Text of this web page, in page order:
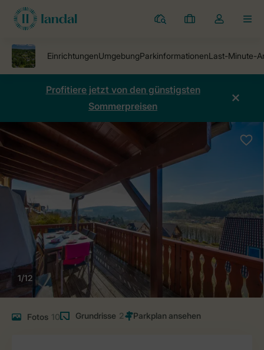
Ferienparks
Meine
Dropdown-
öffnen
Profitiere jetzt von den günstigsten
Sommerpreisen
1/12
Fotos 10 Grundrisse 2